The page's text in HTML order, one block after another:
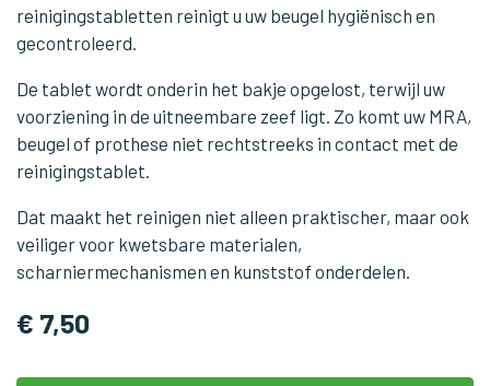
reinigingstabletten reinigt u uw beugel hygiënisch en
gecontroleerd.
De tablet wordt onderin het bakje opgelost, terwijl uw
voorziening in de uitneembare zeef ligt. Zo komt uw MRA,
beugel of prothese niet rechtstreeks in contact met de
reinigingstablet.
Dat maakt het reinigen niet alleen praktischer, maar ook
veiliger voor kwetsbare materialen,
scharniermechanismen en kunststof onderdelen.
€ 7,50